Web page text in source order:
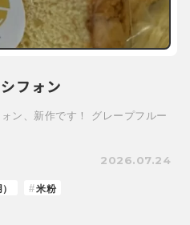
フォン
ン、新作です！ グレープフルー
2026.07.24
米粉